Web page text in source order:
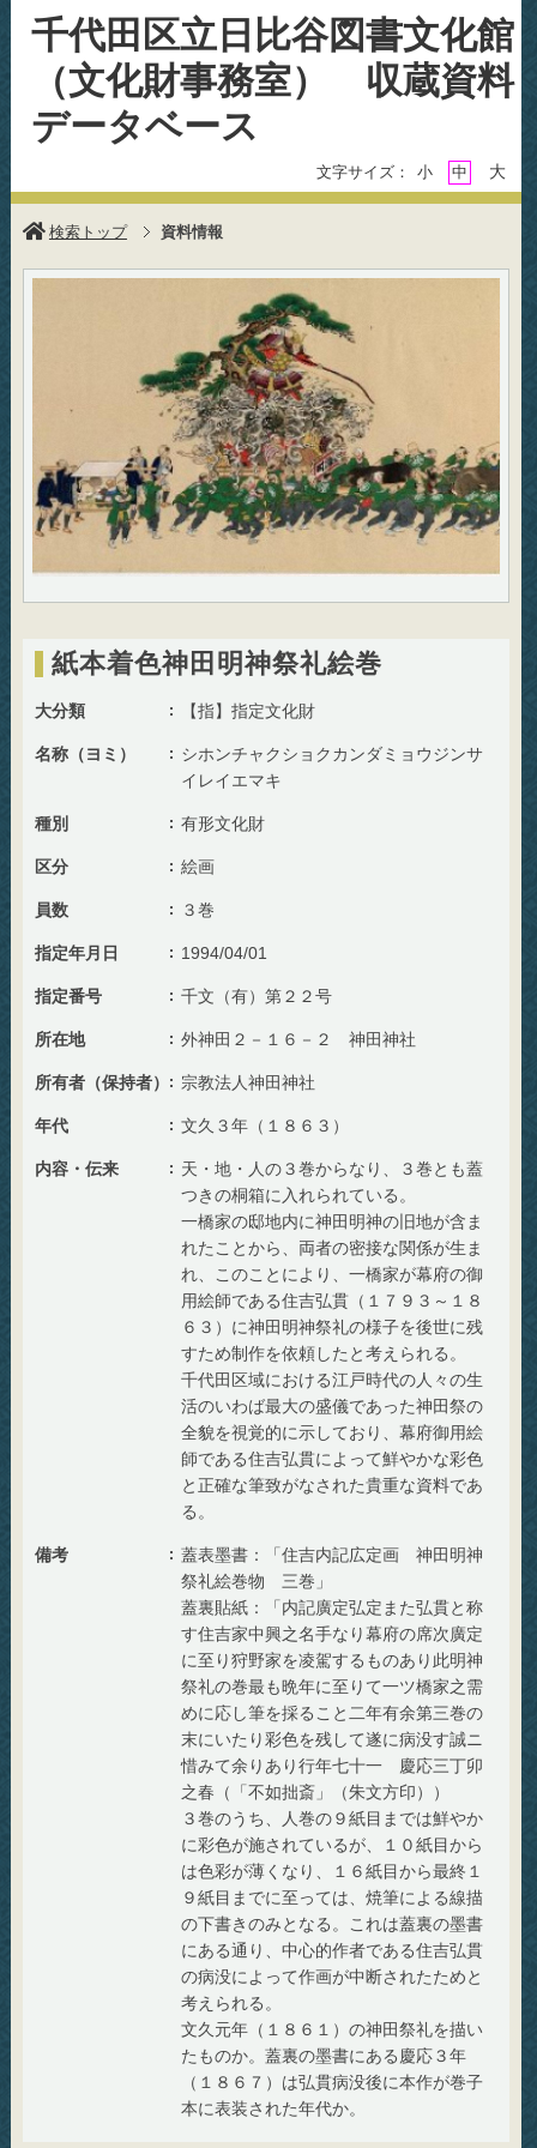
千代田区立日比谷図書文化館
（文化財事務室） 収蔵資料
データベース
文字サイズ： 小 中 大
検索トップ 資料情報
紙本着色神田明神祭礼絵巻
大分類 【指】指定文化財
名称（ヨミ）
シホンチャクショクカンダミョウジンサ
イレイエマキ
種別 有形文化財
区分 絵画
員数 ３巻
指定年月日 1994/04/01
指定番号 千文（有）第２２号
所在地 外神田２－１６－２ 神田神社
所有者（保持者） 宗教法人神田神社
年代 文久３年（１８６３）
内容・伝来
天・地・人の３巻からなり、３巻とも蓋
つきの桐箱に入れられている。
一橋家の邸地内に神田明神の旧地が含ま
れたことから、両者の密接な関係が生ま
れ、このことにより、一橋家が幕府の御
用絵師である住吉弘貫（１７９３～１８
６３）に神田明神祭礼の様子を後世に残
すため制作を依頼したと考えられる。
千代田区域における江戸時代の人々の生
活のいわば最大の盛儀であった神田祭の
全貌を視覚的に示しており、幕府御用絵
師である住吉弘貫によって鮮やかな彩色
と正確な筆致がなされた貴重な資料であ
る。
備考
蓋表墨書：「住吉内記広定画 神田明神
祭礼絵巻物 三巻」
蓋裏貼紙：「内記廣定弘定また弘貫と称
す住吉家中興之名手なり幕府の席次廣定
に至り狩野家を凌駕するものあり此明神
祭礼の巻最も晩年に至りて一ツ橋家之需
めに応し筆を採ること二年有余第三巻の
末にいたり彩色を残して遂に病没す誠ニ
惜みて余りあり行年七十一 慶応三丁卯
之春（「不如拙斎」（朱文方印））
３巻のうち、人巻の９紙目までは鮮やか
に彩色が施されているが、１０紙目から
は色彩が薄くなり、１６紙目から最終１
９紙目までに至っては、焼筆による線描
の下書きのみとなる。これは蓋裏の墨書
にある通り、中心的作者である住吉弘貫
の病没によって作画が中断されたためと
考えられる。
文久元年（１８６１）の神田祭礼を描い
たものか。蓋裏の墨書にある慶応３年
（１８６７）は弘貫病没後に本作が巻子
本に表装された年代か。